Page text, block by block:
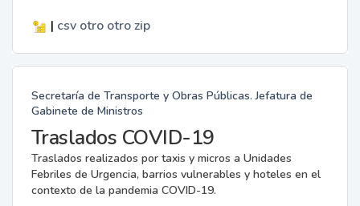
| csv otro otro zip
Secretaría de Transporte y Obras Públicas. Jefatura de
Gabinete de Ministros
Traslados COVID-19
Traslados realizados por taxis y micros a Unidades
Febriles de Urgencia, barrios vulnerables y hoteles en el
contexto de la pandemia COVID-19.